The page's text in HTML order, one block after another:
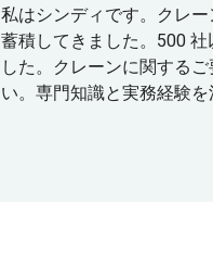
私はシンディです。クレ
蓄積してきました。500
した。クレーンに関する
い。専門知識と実務経験